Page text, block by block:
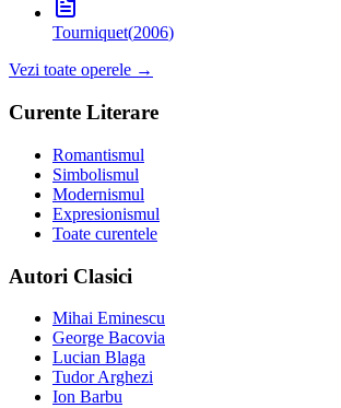
Tourniquet(2006)
Vezi toate operele →
Curente Literare
Romantismul
Simbolismul
Modernismul
Expresionismul
Toate curentele
Autori Clasici
Mihai Eminescu
George Bacovia
Lucian Blaga
Tudor Arghezi
Ion Barbu